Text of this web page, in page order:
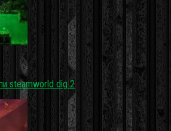
steamworld dig 2